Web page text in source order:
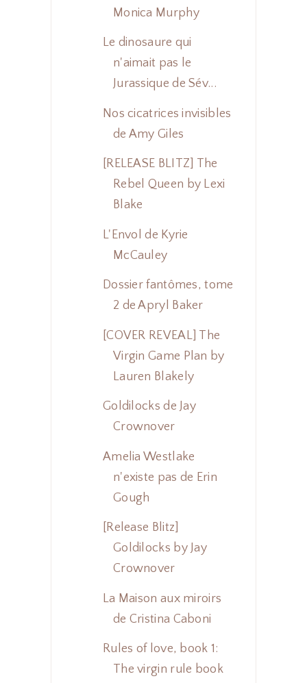
Monica Murphy
Le dinosaure qui
n'aimait pas le
Jurassique de Sév...
Nos cicatrices invisibles
de Amy Giles
[RELEASE BLITZ] The
Rebel Queen by Lexi
Blake
L'Envol de Kyrie
McCauley
Dossier fantômes, tome
2 de Apryl Baker
[COVER REVEAL] The
Virgin Game Plan by
Lauren Blakely
Goldilocks de Jay
Crownover
Amelia Westlake
n'existe pas de Erin
Gough
[Release Blitz]
Goldilocks by Jay
Crownover
La Maison aux miroirs
de Cristina Caboni
Rules of love, book 1:
The virgin rule book